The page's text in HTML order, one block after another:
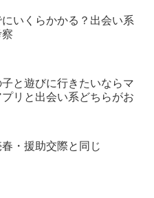
いくらかかる？出会い系
と遊びに行きたいならマ
リと出会い系どちらがお
・援助交際と同じ